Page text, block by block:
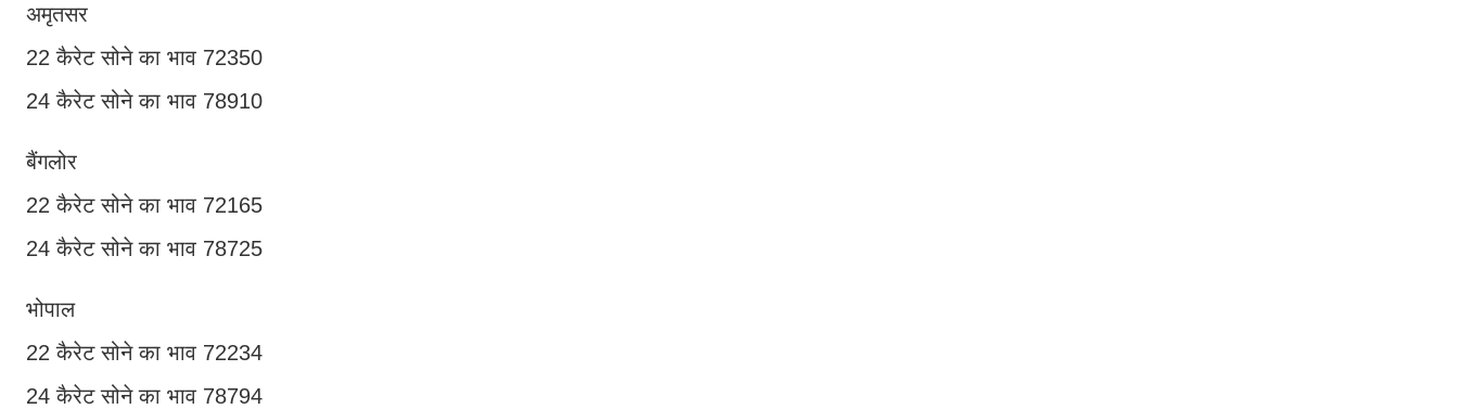
अमृतसर
22 कैरेट सोने का भाव 72350
24 कैरेट सोने का भाव 78910
बैंगलोर
22 कैरेट सोने का भाव 72165
24 कैरेट सोने का भाव 78725
भोपाल
22 कैरेट सोने का भाव 72234
24 कैरेट सोने का भाव 78794